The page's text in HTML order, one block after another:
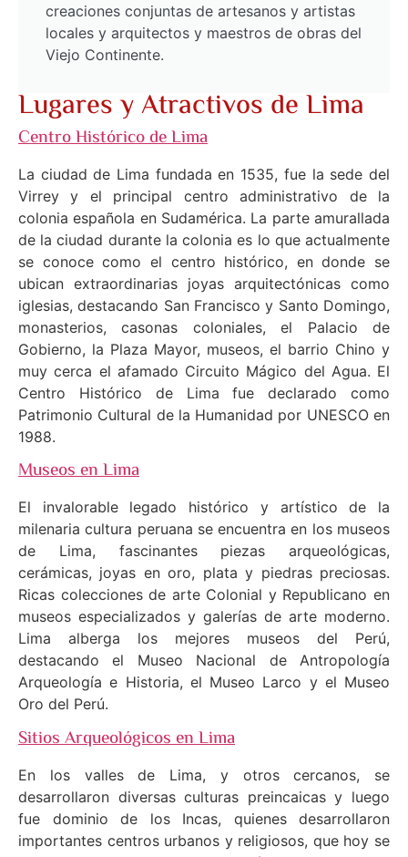
creaciones conjuntas de artesanos y artistas
locales y arquitectos y maestros de obras del
Viejo Continente.
Lugares y Atractivos de Lima
Centro Histórico de Lima
La ciudad de Lima fundada en 1535, fue la sede del
Virrey y el principal centro administrativo de la
colonia española en Sudamérica. La parte amurallada
de la ciudad durante la colonia es lo que actualmente
se conoce como el centro histórico, en donde se
ubican extraordinarias joyas arquitectónicas como
iglesias, destacando San Francisco y Santo Domingo,
monasterios, casonas coloniales, el Palacio de
Gobierno, la Plaza Mayor, museos, el barrio Chino y
muy cerca el afamado Circuito Mágico del Agua. El
Centro Histórico de Lima fue declarado como
Patrimonio Cultural de la Humanidad por UNESCO en
1988.
Museos en Lima
El invalorable legado histórico y artístico de la
milenaria cultura peruana se encuentra en los museos
de Lima, fascinantes piezas arqueológicas,
cerámicas, joyas en oro, plata y piedras preciosas.
Ricas colecciones de arte Colonial y Republicano en
museos especializados y galerías de arte moderno.
Lima alberga los mejores museos del Perú,
destacando el Museo Nacional de Antropología
Arqueología e Historia, el Museo Larco y el Museo
Oro del Perú.
Sitios Arqueológicos en Lima
En los valles de Lima, y otros cercanos, se
desarrollaron diversas culturas preincaicas y luego
fue dominio de los Incas, quienes desarrollaron
importantes centros urbanos y religiosos, que hoy se